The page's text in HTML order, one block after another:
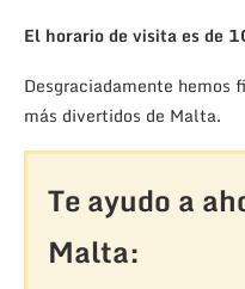
El horario de visita es de
Desgraciadamente hemos
más divertidos de Malta.
Te ayudo a
Malta: